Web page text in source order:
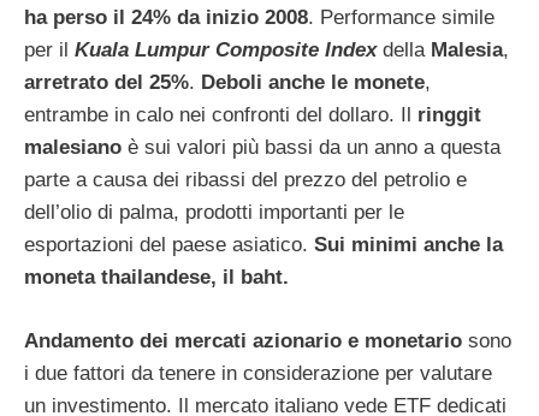
ha perso il 24% da inizio 2008. Performance simile
per il Kuala Lumpur Composite Indexdella Malesia,
arretrato del 25%. Deboli anche le monete,
entrambe in calo nei confronti del dollaro. Il ringgit
malesiano è sui valori più bassi da un anno a questa
parte a causa dei ribassi del prezzo del petrolio e
dell’olio di palma, prodotti importanti per le
esportazioni del paese asiatico. Sui minimi anche la
moneta thailandese, il baht.
Andamento dei mercati azionario e monetario sono
i due fattori da tenere in considerazione per valutare
un investimento. Il mercato italiano vede ETF dedicati